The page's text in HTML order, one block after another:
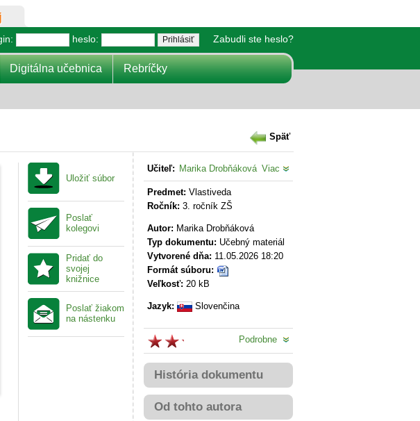
heslo: Zabudli ste heslo?
Digitálna učebnica Rebríčky
Späť
Uložiť súbor
Poslať
kolegovi
Pridať do
svojej
knižnice
Poslať žiakom
na nástenku
Učiteľ: Marika Drobňáková Viac
Predmet: Vlastiveda
Ročník: 3. ročník ZŠ
Autor: Marika Drobňáková
Typ dokumentu: Učebný materiál
Vytvorené dňa: 11.05.2026 18:20
Formát súboru:
Veľkosť: 20 kB
Jazyk: Slovenčina
Podrobne
História dokumentu
Od tohto autora